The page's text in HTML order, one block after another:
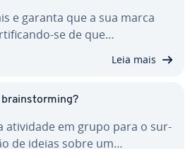
e garanta que a sua marca
se de que…
Leia mais
atividade em grupo para o sur­
de ideias sobre um…